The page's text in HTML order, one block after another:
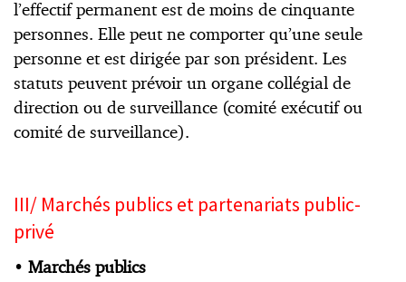
l’effectif permanent est de moins de cinquante
personnes. Elle peut ne comporter qu’une seule
personne et est dirigée par son président. Les
statuts peuvent prévoir un organe collégial de
direction ou de surveillance (comité exécutif ou
comité de surveillance).
III/ Marchés publics et partenariats public-
privé
• Marchés publics